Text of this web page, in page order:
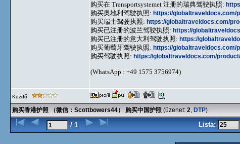
购买在 Transportsystemet 注册的瑞典驾驶执照:
购买奥地利驾驶执照: https://globaltraveldocs.com/
购买瑞士驾驶执照: https://globaltraveldocs.com/
购买已注册的波兰驾驶执照: https://
购买已注册的意大利驾驶执照: https://
购买葡萄牙驾驶执照: https://globaltraveldocs.com/
购买驾驶执照: https://globaltraveldocs.com/
(WhatsApp : +49 1575 3756974)
Kezdő
购买香港护照 （微信：Scottbowers44） 购买中国护照 (üzenet: 2, DTP)
/ 1 Lista: